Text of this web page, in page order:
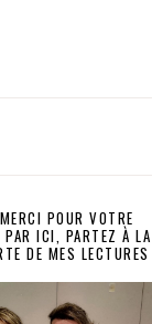
POUR VOTRE
PAR ICI, PARTEZ À LA
DE MES LECTURES